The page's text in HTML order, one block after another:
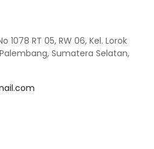
1078 RT 05, RW 06, Kel. Lorok
Palembang, Sumatera Selatan,